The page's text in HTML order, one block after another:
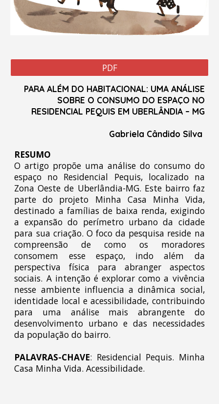
PDF
PARA ALÉM DO HABITACIONAL: UMA ANÁLISE
SOBRE O CONSUMO DO ESPAÇO NO
RESIDENCIAL PEQUIS EM UBERLÂNDIA – MG
Gabriela Cândido Silva
RESUMO
O artigo propõe uma análise do consumo do
espaço no Residencial Pequis, localizado na
Zona Oeste de Uberlândia-MG. Este bairro faz
parte do projeto Minha Casa Minha Vida,
destinado a famílias de baixa renda, exigindo
a expansão do perímetro urbano da cidade
para sua criação. O foco da pesquisa reside na
compreensão de como os moradores
consomem esse espaço, indo além da
perspectiva física para abranger aspectos
sociais. A intenção é explorar como a vivência
nesse ambiente influencia a dinâmica social,
identidade local e acessibilidade, contribuindo
para uma análise mais abrangente do
desenvolvimento urbano e das necessidades
da população do bairro.
PALAVRAS-CHAVE: Residencial Pequis. Minha
Casa Minha Vida. Acessibilidade.